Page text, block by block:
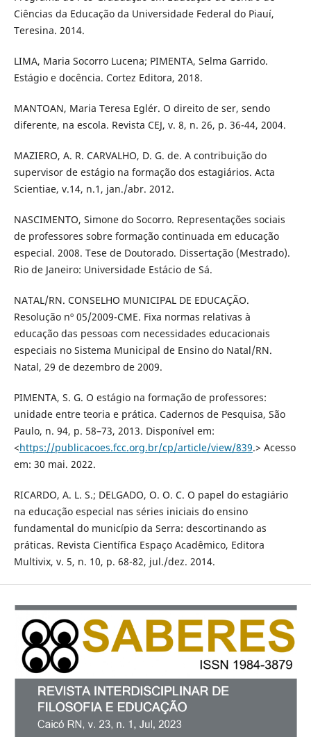
Ciências da Educação da Universidade Federal do Piauí,
Teresina. 2014.
LIMA, Maria Socorro Lucena; PIMENTA, Selma Garrido.
Estágio e docência. Cortez Editora, 2018.
MANTOAN, Maria Teresa Eglér. O direito de ser, sendo
diferente, na escola. Revista CEJ, v. 8, n. 26, p. 36-44, 2004.
MAZIERO, A. R. CARVALHO, D. G. de. A contribuição do
supervisor de estágio na formação dos estagiários. Acta
Scientiae, v.14, n.1, jan./abr. 2012.
NASCIMENTO, Simone do Socorro. Representações sociais
de professores sobre formação continuada em educação
especial. 2008. Tese de Doutorado. Dissertação (Mestrado).
Rio de Janeiro: Universidade Estácio de Sá.
NATAL/RN. CONSELHO MUNICIPAL DE EDUCAÇÃO.
Resolução nº 05/2009-CME. Fixa normas relativas à
educação das pessoas com necessidades educacionais
especiais no Sistema Municipal de Ensino do Natal/RN.
Natal, 29 de dezembro de 2009.
PIMENTA, S. G. O estágio na formação de professores:
unidade entre teoria e prática. Cadernos de Pesquisa, São
Paulo, n. 94, p. 58–73, 2013. Disponível em:
<https://publicacoes.fcc.org.br/cp/article/view/839.> Acesso
em: 30 mai. 2022.
RICARDO, A. L. S.; DELGADO, O. O. C. O papel do estagiário
na educação especial nas séries iniciais do ensino
fundamental do município da Serra: descortinando as
práticas. Revista Científica Espaço Acadêmico, Editora
Multivix, v. 5, n. 10, p. 68-82, jul./dez. 2014.